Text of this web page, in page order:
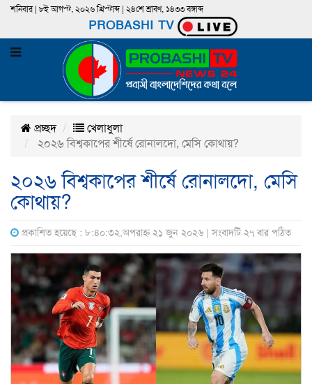
শনিবার | ৮ই আগস্ট, ২০২৬ খ্রিস্টাব্দ | ২৪শে শ্রাবণ, ১৪৩৩ বঙ্গাব্দ
PROBASHI TV
প্রচ্ছদ
খেলাধুলা
২০২৬ বিশ্বকাপের শীর্ষে রোনালদো, মেসি কোথায়?
২০২৬ বিশ্বকাপের শীর্ষে রোনালদো, মেসি
কোথায়?
প্রকাশিত হয়েছে : ৮:৪০:৩২,অপরাহ্ন ২১ জুন ২০২৬ | সংবাদটি ২৭ বার পঠিত